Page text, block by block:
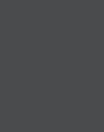
v indexe
čase a zmeny sa